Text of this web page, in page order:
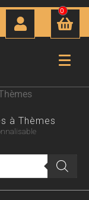
0
à Thèmes